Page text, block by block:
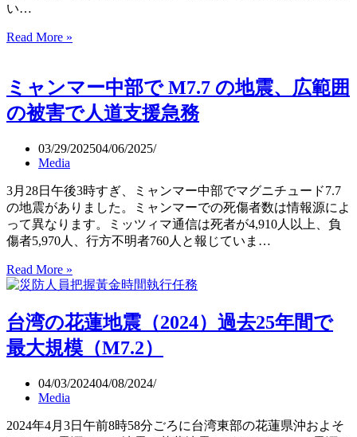
地
震
と
連
い…
Read More »
チ
ャ
ッ
半
地
震
（M8.8）
は
6
の
海
溝
地
ミャンマー中部で M7.7 の地震、広範囲
の被害で人道支援急務
03/29/202504/06/2025
Media
3月28日午後3時すぎ、ミャンマー中部でマグニチュード7.7
の地震がありました。ミャンマーでの死傷者数は情報源によ
って異なります。ミッツィマ通信は死者が4,910人以上、負
傷者5,970人、行方不明者760人と報じていま…
Read More »
ャ
マ
ー
中
で
の
地
台湾の花蓮地震（2024）過去25年間で
最大規模（M7.2）
04/03/202404/08/2024
Media
2024年4月3日午前8時58分ごろに台湾東部の花蓮県沖およそ